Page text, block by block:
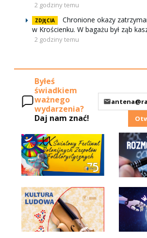
2 godziny temu
ZDJĘCIA
Chronione okazy
w Krościenku. W bagażu był ząb
2 godziny temu
Byłeś
świadkiem
ważnego
wydarzenia?
Daj nam znać!